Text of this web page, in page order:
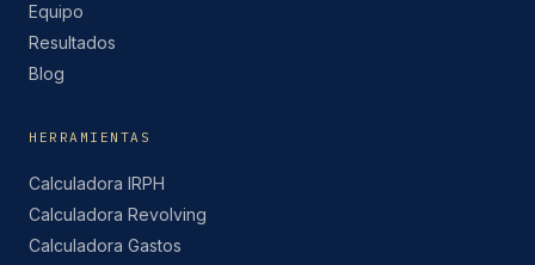
Equipo
Resultados
Blog
HERRAMIENTAS
Calculadora IRPH
Calculadora Revolving
Calculadora Gastos